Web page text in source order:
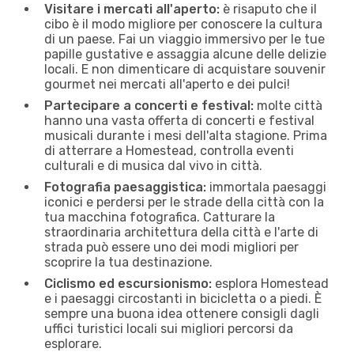
Visitare i mercati all'aperto: è risaputo che il
cibo è il modo migliore per conoscere la cultura
di un paese. Fai un viaggio immersivo per le tue
papille gustative e assaggia alcune delle delizie
locali. E non dimenticare di acquistare souvenir
gourmet nei mercati all'aperto e dei pulci!
Partecipare a concerti e festival: molte città
hanno una vasta offerta di concerti e festival
musicali durante i mesi dell'alta stagione. Prima
di atterrare a Homestead, controlla eventi
culturali e di musica dal vivo in città.
Fotografia paesaggistica: immortala paesaggi
iconici e perdersi per le strade della città con la
tua macchina fotografica. Catturare la
straordinaria architettura della città e l'arte di
strada può essere uno dei modi migliori per
scoprire la tua destinazione.
Ciclismo ed escursionismo: esplora Homestead
e i paesaggi circostanti in bicicletta o a piedi. È
sempre una buona idea ottenere consigli dagli
uffici turistici locali sui migliori percorsi da
esplorare.